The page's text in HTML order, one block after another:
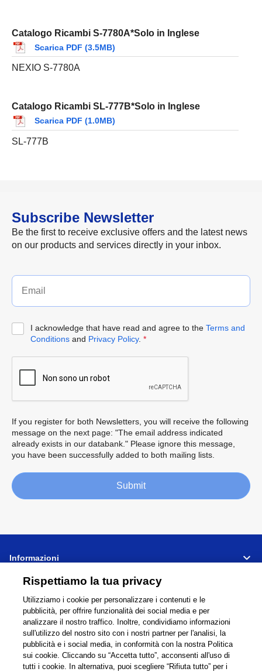
Catalogo Ricambi S-7780A*Solo in Inglese
Scarica PDF (3.5MB)
NEXIO S-7780A
Catalogo Ricambi SL-777B*Solo in Inglese
Scarica PDF (1.0MB)
SL-777B
Subscribe Newsletter
Be the first to receive exclusive offers and the latest news
on our products and services directly in your inbox.
I acknowledge that have read and agree to the Terms and
Conditionsand Privacy Policy. *
If you register for both Newsletters, you will receive the following
message on the next page: "The email address indicated
already exists in our databank." Please ignore this message,
you have been successfully added to both mailing lists.
Submit
Informazioni
Collegamenti Condividi
Rispettiamo la tua privacy
Utilizziamo i cookie per personalizzare i contenuti e le
pubblicità, per offrire funzionalità dei social media e per
analizzare il nostro traffico. Inoltre, condividiamo informazioni
sull'utilizzo del nostro sito con i nostri partner per l'analisi, la
pubblicità e i social media, in conformità con la nostra Politica
sui cookie. Cliccando su “Accetta tutto”, acconsenti all'uso di
tutti i cookie. In alternativa, puoi scegliere “Rifiuta tutto” per i